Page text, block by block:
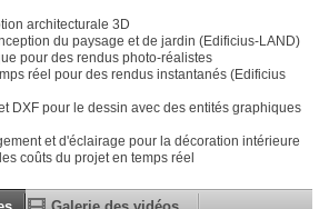
architecturale 3D
du paysage et de jardin (Edificius-LAND)
pour des rendus photo-réalistes
réel pour des rendus instantanés (Edificius
DXF pour le dessin avec des entités graphiques
et d'éclairage pour la décoration intérieure
coûts du projet en temps réel